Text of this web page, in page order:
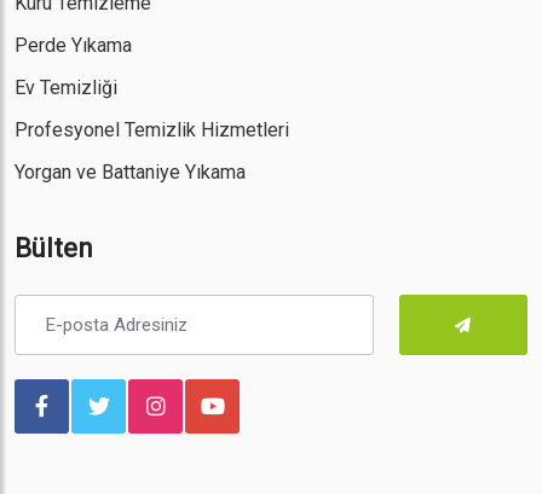
Perde Yıkama
Ev Temizliği
Profesyonel Temizlik Hizmetleri
Yorgan ve Battaniye Yıkama
Bülten